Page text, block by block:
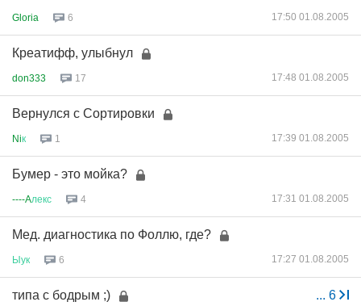
Gloria 6 17:50 01.08.2005
Креатифф, улыбнул
don333 17 17:48 01.08.2005
Вернулся с Сортировки
Niк 1 17:39 01.08.2005
Бумер - это мойка?
----Aлекс 4 17:31 01.08.2005
Мед. диагностика по Фоллю, где?
Ыук 6 17:27 01.08.2005
... 6
типа с бодрым ;)